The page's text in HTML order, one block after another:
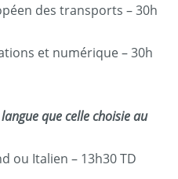
des transports – 30h
et numérique – 30h
que celle choisie au
ou Italien – 13h30 TD